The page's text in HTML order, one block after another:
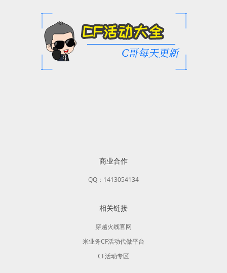
商业合作
QQ：1413054134
相关链接
穿越火线官网
米业务CF活动代做平台
CF活动专区